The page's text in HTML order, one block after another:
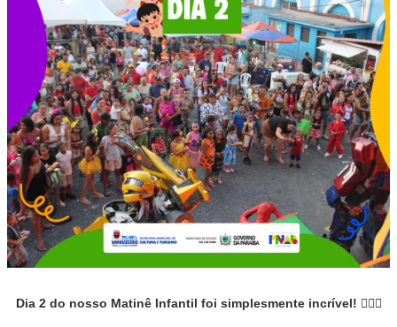
Dia 2 do nosso Matinê Infantil foi simplesmente incrível! 🦸‍♂️✨